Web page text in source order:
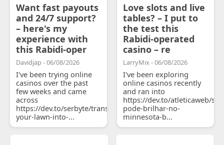
Want fast payouts
and 24/7 support?
– here's my
experience with
this Rabidi-oper
Davidjap - 06/08/2026
I've been trying online
casinos over the past
few weeks and came
across
https://dev.to/serbyte/transform-
your-lawn-into-...
Love slots and live
tables? – I put to
the test this
Rabidi-operated
casino – re
LarryMix - 06/08/2026
I've been exploring
online casinos recently
and ran into
https://dev.to/atleticaweb/
pode-brilhar-no-
minnesota-b...